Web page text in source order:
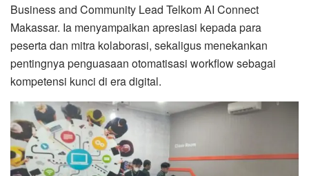
Business and Community Lead Telkom AI Connect
Makassar. Ia menyampaikan apresiasi kepada para
peserta dan mitra kolaborasi, sekaligus menekankan
pentingnya penguasaan otomatisasi workflow sebagai
kompetensi kunci di era digital.